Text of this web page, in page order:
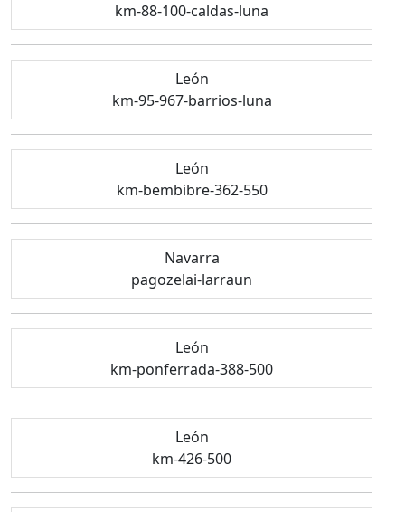
km-88-100-caldas-luna
León
km-95-967-barrios-luna
León
km-bembibre-362-550
Navarra
pagozelai-larraun
León
km-ponferrada-388-500
León
km-426-500